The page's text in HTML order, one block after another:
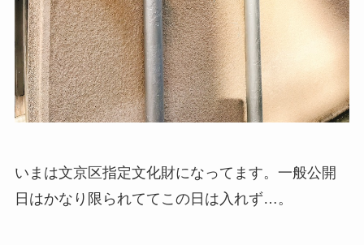
いまは文京区指定文化財になってます。一般公開
日はかなり限られててこの日は入れず…。